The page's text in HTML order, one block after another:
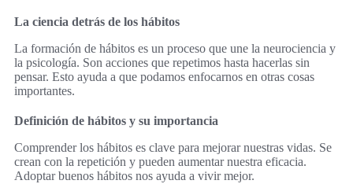
La ciencia detrás de los hábitos
La formación de hábitos es un proceso que une la neurociencia y
la psicología. Son acciones que repetimos hasta hacerlas sin
pensar. Esto ayuda a que podamos enfocarnos en otras cosas
importantes.
Definición de hábitos y su importancia
Comprender los hábitos es clave para mejorar nuestras vidas. Se
crean con la repetición y pueden aumentar nuestra eficacia.
Adoptar buenos hábitos nos ayuda a vivir mejor.